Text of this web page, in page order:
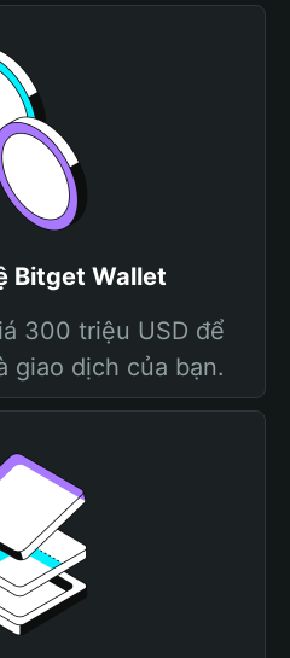
Bitget Wallet
300 triệu USD để
giao dịch của bạn.